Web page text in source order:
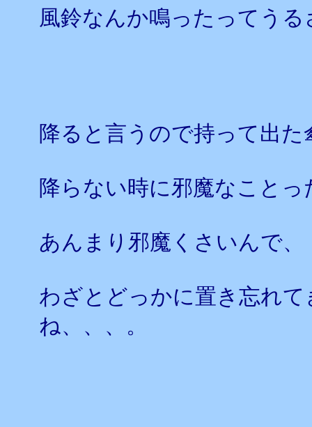
風鈴なんか鳴ったってう
降ると言うので持って出た
降らない時に邪魔なこと
あんまり邪魔くさいんで、
わざとどっかに置き忘れ
ね、、、。